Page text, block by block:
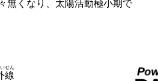
無くなり、太陽活動極小期で
線
せん